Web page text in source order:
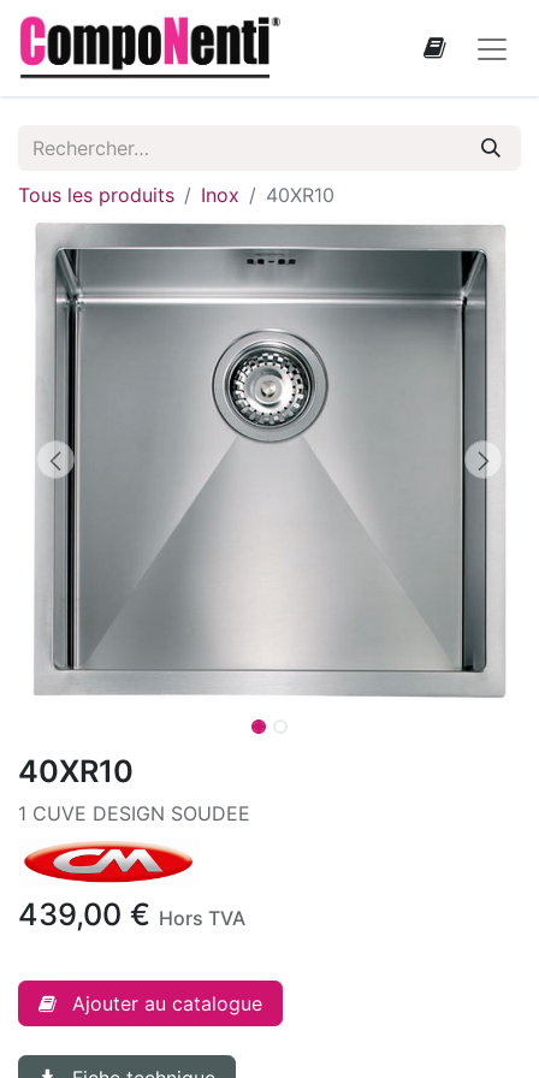
Tous les produits Inox 40XR10
40XR10
1 CUVE DESIGN SOUDEE
439,00 € Hors TVA
Ajouter au catalogue